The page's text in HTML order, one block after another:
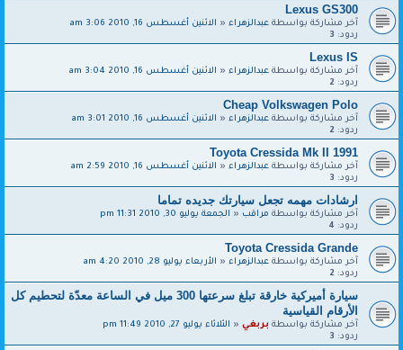
Lexus GS300
آخر مشاركة بواسطةعبدالزهراء« الاثنين أغسطس 16, 2010 3:06 am
ردود: 3
Lexus IS
آخر مشاركة بواسطةعبدالزهراء« الاثنين أغسطس 16, 2010 3:04 am
ردود: 2
Cheap Volkswagen Polo
آخر مشاركة بواسطةعبدالزهراء« الاثنين أغسطس 16, 2010 3:01 am
ردود: 2
1991 Toyota Cressida Mk II
آخر مشاركة بواسطةعبدالزهراء« الاثنين أغسطس 16, 2010 2:59 am
ردود: 3
ارشادات مهمه تجعل سيارتك جديده تماما
آخر مشاركة بواسطةمراقب« الجمعة يوليو 30, 2010 11:31 pm
ردود: 4
Toyota Cressida Grande
آخر مشاركة بواسطةعبدالزهراء« الأربعاء يوليو 28, 2010 4:20 am
ردود: 2
سيارة أميركية خارقة تبلغ سرعتها 300 ميل في الساعة معدّة لتحطيم كل
الأرقام القياسية
آخر مشاركة بواسطةبربغي« الثلاثاء يوليو 27, 2010 11:49 pm
ردود: 3